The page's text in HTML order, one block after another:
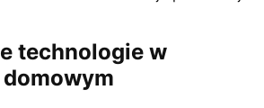
technologie w